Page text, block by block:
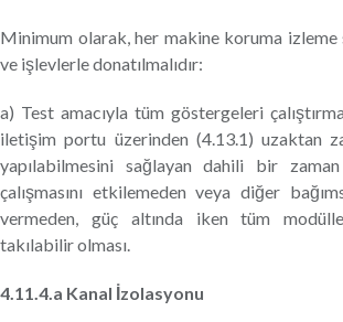
Minimum olarak, her makine koruma
ve işlevlerle donatılmalıdır:
a) Test amacıyla tüm göstergeleri
iletişim portu üzerinden (4.13.1) uzaktan
yapılabilmesini sağlayan dahili bir
çalışmasını etkilemeden veya diğer
vermeden, güç altında iken tüm
takılabilir olması.
4.11.4.a Kanal İzolasyonu